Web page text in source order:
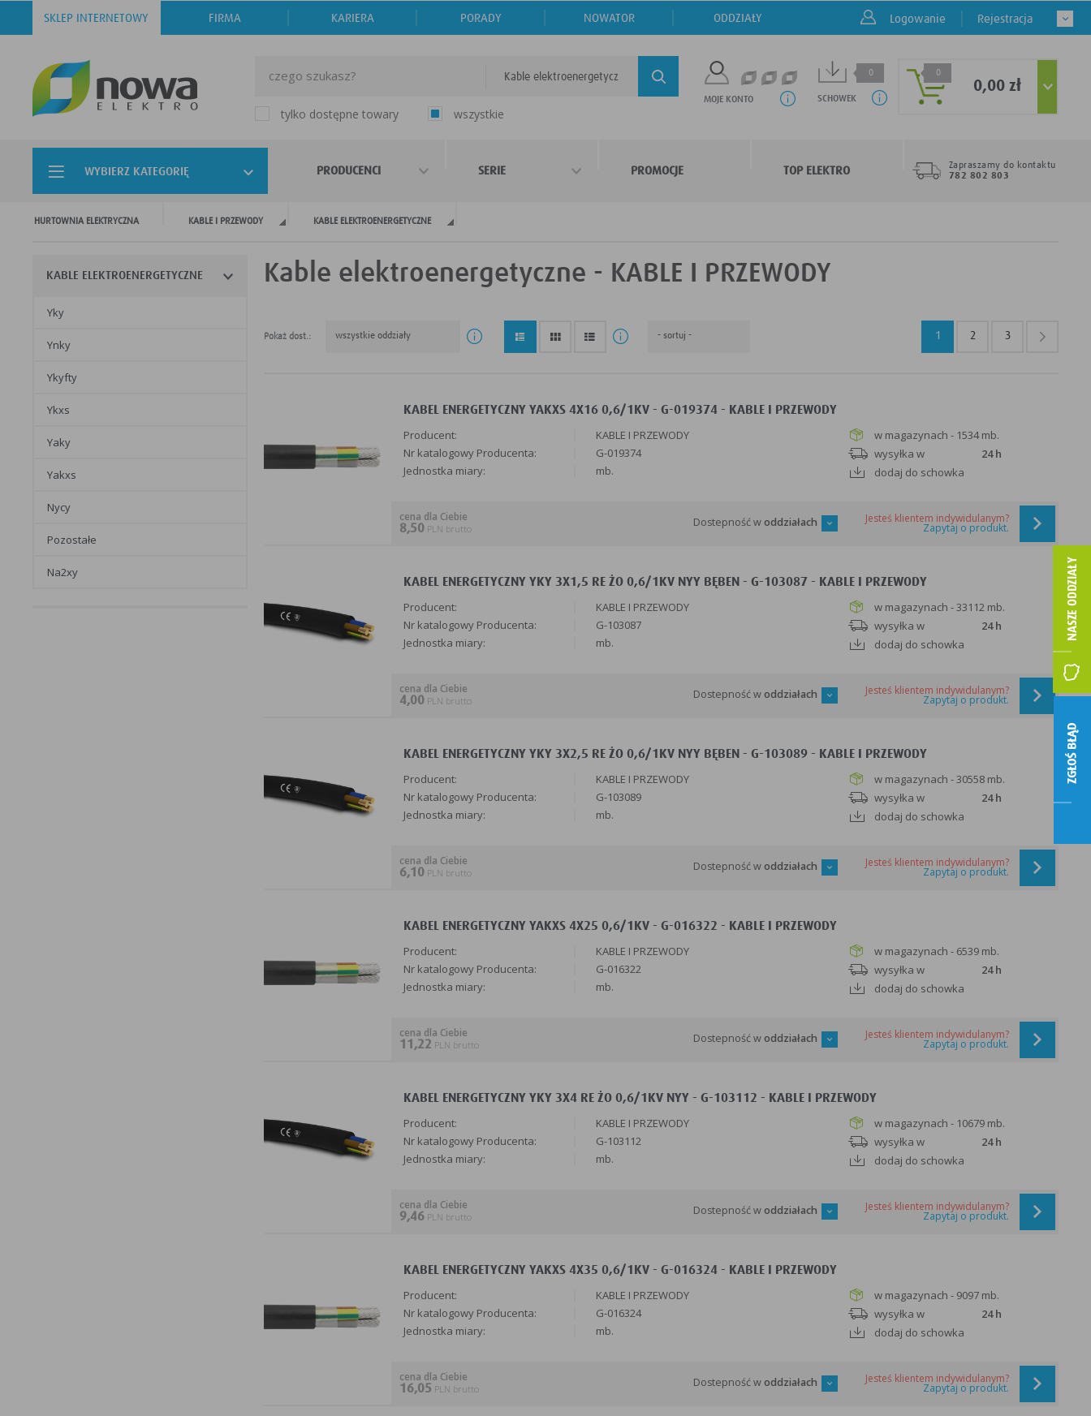
SKLEP INTERNETOWY FIRMA KARIERA PORADY NOWATOR ODDZIAŁY Logowanie Rejestracja
Kable elektroenergetyczne
tylko dostępne towary wszystkie
MOJE KONTO SCHOWEK
0 0
0,00 zł
WYBIERZ KATEGORIĘ PRODUCENCI SERIE PROMOCJE TOP ELEKTRO
Zapraszamy do kontaktu
782 802 803
HURTOWNIA ELEKTRYCZNA KABLE I PRZEWODY KABLE ELEKTROENERGETYCZNE
KABLE ELEKTROENERGETYCZNE
yky
ynky
ykyfty
ykxs
yaky
yakxs
nycy
pozostałe
na2xy
Kable elektroenergetyczne - KABLE I PRZEWODY
Pokaż dost.: wszystkie oddziały - sortuj - 1 2 3
KABEL ENERGETYCZNY YAKXS 4X16 0,6/1KV - G-019374 - KABLE I PRZEWODY
Producent:
KABLE I PRZEWODY
Nr katalogowy Producenta:
G-019374
Jednostka miary:
mb.
w magazynach - 1534 mb.
wysyłka w
24 h
dodaj do schowka
cena dla Ciebie
8,50 PLN brutto Dostepność woddziałach Jesteś klientem indywidulanym?
Zapytaj o produkt.
KABEL ENERGETYCZNY YKY 3X1,5 RE ŻO 0,6/1KV NYY BĘBEN - G-103087 - KABLE I PRZEWODY
Producent:
KABLE I PRZEWODY
Nr katalogowy Producenta:
G-103087
Jednostka miary:
mb.
w magazynach - 33112 mb.
wysyłka w
24 h
dodaj do schowka
cena dla Ciebie
4,00 PLN brutto Dostepność woddziałach Jesteś klientem indywidulanym?
Zapytaj o produkt.
KABEL ENERGETYCZNY YKY 3X2,5 RE ŻO 0,6/1KV NYY BĘBEN - G-103089 - KABLE I PRZEWODY
Producent:
KABLE I PRZEWODY
Nr katalogowy Producenta:
G-103089
Jednostka miary:
mb.
w magazynach - 30558 mb.
wysyłka w
24 h
dodaj do schowka
cena dla Ciebie
6,10 PLN brutto Dostepność woddziałach Jesteś klientem indywidulanym?
Zapytaj o produkt.
KABEL ENERGETYCZNY YAKXS 4X25 0,6/1KV - G-016322 - KABLE I PRZEWODY
Producent:
KABLE I PRZEWODY
Nr katalogowy Producenta:
G-016322
Jednostka miary:
mb.
w magazynach - 6539 mb.
wysyłka w
24 h
dodaj do schowka
cena dla Ciebie
11,22 PLN brutto Dostepność woddziałach Jesteś klientem indywidulanym?
Zapytaj o produkt.
KABEL ENERGETYCZNY YKY 3X4 RE ŻO 0,6/1KV NYY - G-103112 - KABLE I PRZEWODY
Producent:
KABLE I PRZEWODY
Nr katalogowy Producenta:
G-103112
Jednostka miary:
mb.
w magazynach - 10679 mb.
wysyłka w
24 h
dodaj do schowka
cena dla Ciebie
9,46 PLN brutto Dostepność woddziałach Jesteś klientem indywidulanym?
Zapytaj o produkt.
KABEL ENERGETYCZNY YAKXS 4X35 0,6/1KV - G-016324 - KABLE I PRZEWODY
Producent:
KABLE I PRZEWODY
Nr katalogowy Producenta:
G-016324
Jednostka miary:
mb.
w magazynach - 9097 mb.
wysyłka w
24 h
dodaj do schowka
cena dla Ciebie
16,05 PLN brutto Dostepność woddziałach Jesteś klientem indywidulanym?
Zapytaj o produkt.
ZGŁOŚ BŁĄD